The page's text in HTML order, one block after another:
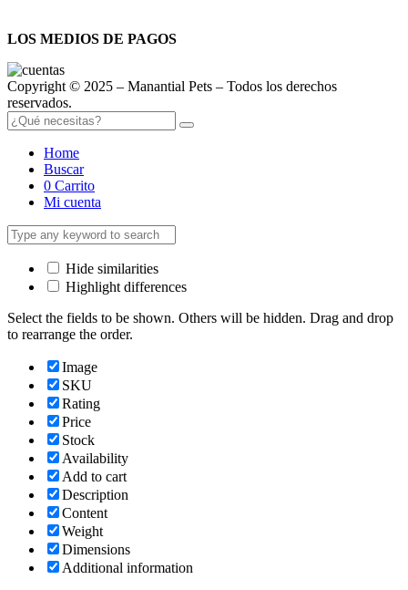
LOS MEDIOS DE PAGOS
Copyright © 2025 – Manantial Pets – Todos los derechos
reservados.
Home
Buscar
0 Carrito
Mi cuenta
Hide similarities
Highlight differences
Select the fields to be shown. Others will be hidden. Drag and drop
to rearrange the order.
Image
SKU
Rating
Price
Stock
Availability
Add to cart
Description
Content
Weight
Dimensions
Additional information